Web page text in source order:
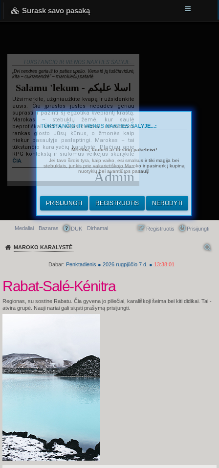
Surask savo pasaką
TŪKSTANČIO IR VIENOS NAKTIES ŠALYJE...
„Dvi nendrės geria iš to paties upelio. Viena iš jų tuščiavidurė,
kita – cukranendrė“ – marokiečių patarlė.
Salamu 'lekum - اسلا عليكم
Užsimerkite, užgniaužkite kvapą ir užsidenkite
ausis. Čia įprastos juslės nepadės geriau
suprasti ir pažinti šį egzotika kvepiantį kraštą.
Marokas – stebuklų žemė, kur saulė
beprotiškai kaitina, vėjas švelniau už motinos
rankas glosto Jūsų kūnus, o žmonės kaip
niekur pasaulyje paslaptingi. Marokas – tai
tūkstančio karalysčių karalystė. Plačiau apie
RPG kontekstą ir siūlomus veikėjus skaitykite
ČIA.
Admin
Greitasis meniu
Medaliai Bazaras DUK Dirhamai Prisijungti
Registruotis
MAROKO KARALYSTĖ
Dabar: Penktadienis ● 2026 rugpjūčio 7 d. ● 13:38:01
TŪKSTANČIO IR VIENOS NAKTIES ŠALYJE...:
Mrehba, tautieti ar tiesiog pakeleivi!
Jei tavo širdis tyra, kaip vaiko, esi smalsus ir tiki magija bei
stebuklais, junkis prie vakarietiškojo Maroko ir pasinerk į kupiną
nuotykių bei avantiūros pasaulį!
PRISIJUNGTI REGISTRUOTIS NERODYTI
Rabat-Salé-Kénitra
Regionas, su sostine Rabatu. Čia gyvena jo piliečiai, karališkoji šeima bei kiti didikai. Tai -
atvira grupė. Nauji nariai gali siųsti prašymą prisijungti.